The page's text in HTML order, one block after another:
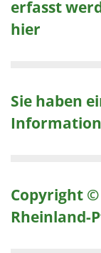
erfasst
hier
Sie haben
Information
Copyright
Rheinland-